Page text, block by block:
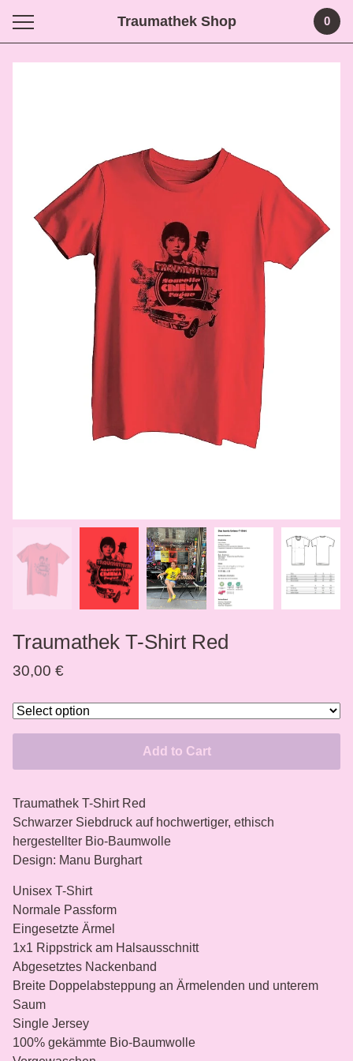
Traumathek Shop 0
Traumathek T-Shirt Red
30,00 €
Add to Cart
Traumathek T-Shirt Red
Schwarzer Siebdruck auf hochwertiger, ethisch
hergestellter Bio-Baumwolle
Design: Manu Burghart
Unisex T-Shirt
Normale Passform
Eingesetzte Ärmel
1x1 Rippstrick am Halsausschnitt
Abgesetztes Nackenband
Breite Doppelabsteppung an Ärmelenden und unterem
Saum
Single Jersey
100% gekämmte Bio-Baumwolle